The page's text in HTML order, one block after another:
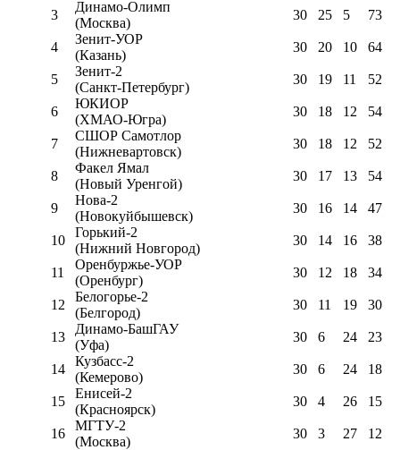
3
Динамо-Олимп
(Москва)
30 25 5 73
4
Зенит-УОР
(Казань)
30 20 10 64
5
Зенит-2
(Санкт-Петербург)
30 19 11 52
6
ЮКИОР
(ХМАО-Югра)
30 18 12 54
7
СШОР Самотлор
(Нижневартовск)
30 18 12 52
8
Факел Ямал
(Новый Уренгой)
30 17 13 54
9
Нова-2
(Новокуйбышевск)
30 16 14 47
10
Горький-2
(Нижний Новгород)
30 14 16 38
11
Оренбуржье-УОР
(Оренбург)
30 12 18 34
12
Белогорье-2
(Белгород)
30 11 19 30
13
Динамо-БашГАУ
(Уфа)
30 6 24 23
14
Кузбасс-2
(Кемерово)
30 6 24 18
15
Енисей-2
(Красноярск)
30 4 26 15
16
МГТУ-2
(Москва)
30 3 27 12